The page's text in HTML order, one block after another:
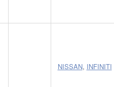
NISSAN, INFINITI